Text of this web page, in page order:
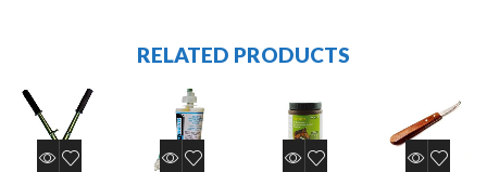
RELATED PRODUCTS